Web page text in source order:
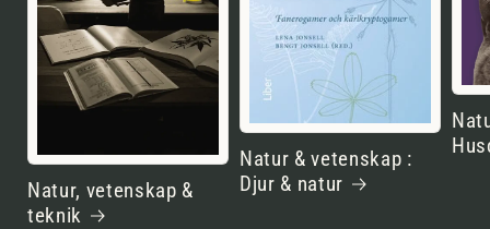
Natur, vetenskap &
teknik
Natur & vetenskap :
Djur & natur